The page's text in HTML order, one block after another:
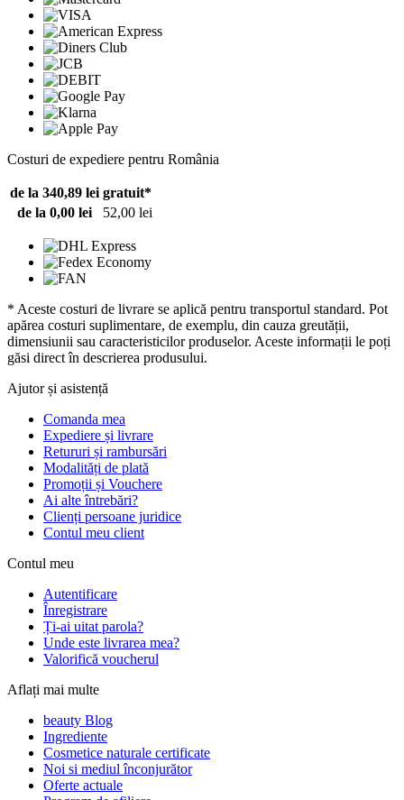
Costuri de expediere pentru România
de la 340,89 lei gratuit*
de la 0,00 lei
52,00 lei
* Aceste costuri de livrare se aplică pentru transportul standard. Pot
apărea costuri suplimentare, de exemplu, din cauza greutății,
dimensiunii sau caracteristicilor produselor. Aceste informații le poți
găsi direct în descrierea produsului.
Ajutor și asistență
Comanda mea
Expediere și livrare
Retururi și rambursări
Modalități de plată
Promoții și Vouchere
Ai alte întrebări?
Clienți persoane juridice
Contul meu client
Contul meu
Autentificare
Înregistrare
Ți-ai uitat parola?
Unde este livrarea mea?
Valorifică voucherul
Aflați mai multe
beauty Blog
Ingrediente
Cosmetice naturale certificate
Noi si mediul înconjurător
Oferte actuale